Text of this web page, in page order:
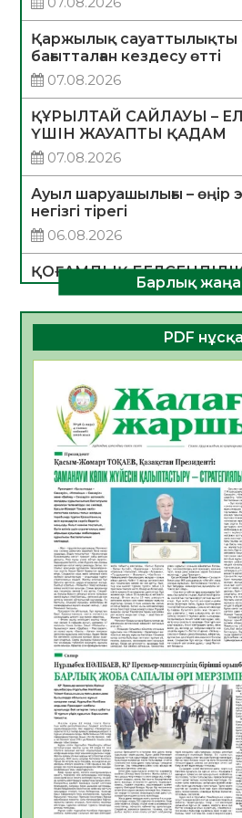
Қаржылық сауаттылықты
бағытталған кездесу өтті
07.08.2026
ҚҰРЫЛТАЙ САЙЛАУЫ –
ҮШІН ЖАУАПТЫ ҚАДАМ
07.08.2026
Ауыл шаруашылығы – өңір
негізгі тірегі
06.08.2026
ҚОҒАМДЫҚ
ДАМУЫНЫҢ НЕГІЗІ
06.08.2026
ҚҰРЫЛТАЙ САЙЛАУЫ –
06.08.2026
Инфекциялық ауруларға
жұмыстарының тиімділігі
06.08.2026
Көкжөтел ауруы туралы
06.08.2026
АПВ вакцинасы туралы
06.08.2026
Open Air: Қызылорда
департаменті 20 мыңнан
көрерменнің
06.08.2026
ҚЫЗЫЛОРДАДА
ЖАРҚЫН БОЛАШАҚ»
МӘЖІЛІС ӨТТІ
05.08.2026
Барлық
PDF нұсқа